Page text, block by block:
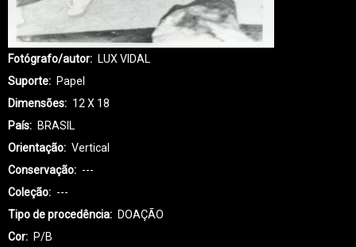
Fotógrafo/autor
LUX VIDAL
Suporte
Papel
Dimensões
12 X 18
País
BRASIL
Orientação
Vertical
Conservação
---
Coleção
---
Tipo de procedência
DOAÇÃO
Cor
P/B